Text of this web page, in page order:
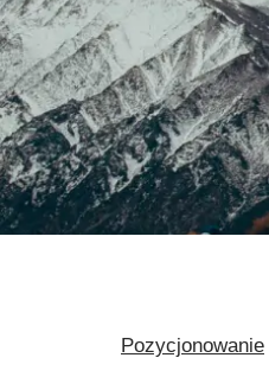
Pozycjonowanie